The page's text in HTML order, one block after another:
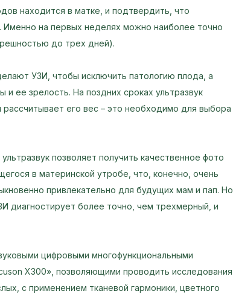
находится в матке, и подтвердить, что
Именно на первых неделях можно наиболее точно
до трех дней).
УЗИ, чтобы исключить патологию плода, а
ее зрелость. На поздних сроках ультразвук
его вес – это необходимо для выбора
позволяет получить качественное фото
в материнской утробе, что, конечно, очень
привлекательно для будущих мам и пап. Но
диагностирует более точно, чем трехмерный, и
цифровыми многофункциональными
X300», позволяющими проводить исследования
с применением тканевой гармоники, цветного